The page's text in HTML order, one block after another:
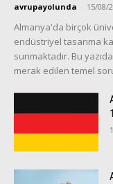
avrupayolunda 15/08/
Almanya'da birçok
endüstriyel tasarıma
sunmaktadır. Bu
merak edilen temel